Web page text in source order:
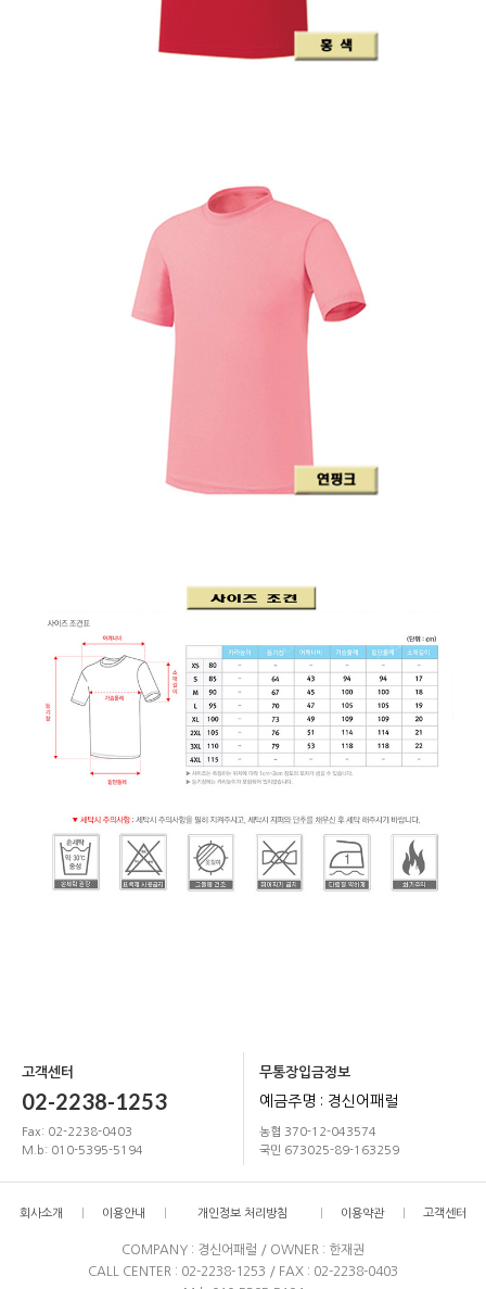
고객센터
02-2238-1253
Fax: 02-2238-0403
M.b: 010-5395-5194
무통장입금정보
예금주명 : 경신어패럴
농협 370-12-043574
국민 673025-89-163259
회사소개 이용안내 개인정보 처리방침 이용약관 고객센터
COMPANY : 경신어패럴 / OWNER : 한재권
CALL CENTER : 02-2238-1253 / FAX : 02-2238-0403